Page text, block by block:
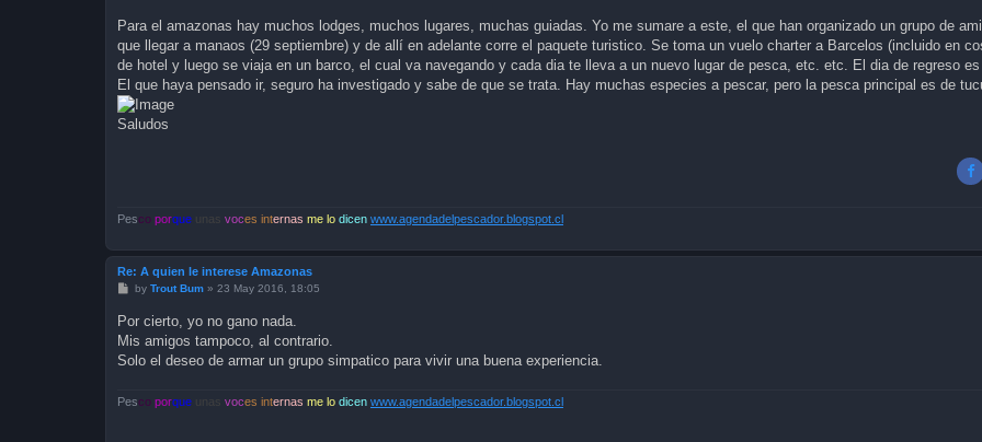
Para el amazonas hay muchos lodges, muchos lugares, muchas guiadas. Yo me sumare a este, el que han organizado un grupo de
que llegar a manaos (29 septiembre) y de allí en adelante corre el paquete turistico. Se toma un vuelo charter a Barcelos (incluido en
de hotel y luego se viaja en un barco, el cual va navegando y cada dia te lleva a un nuevo lugar de pesca, etc. etc. El dia de regreso es
El que haya pensado ir, seguro ha investigado y sabe de que se trata. Hay muchas especies a pescar, pero la pesca principal es de
Saludos
Pesco porque unas voces internas me lo dicen www.agendadelpescador.blogspot.cl
Re: A quien le interese Amazonas
P
t
by Trout Bum» 23 May 2016, 18:05
Por cierto, yo no gano nada.
Mis amigos tampoco, al contrario.
Solo el deseo de armar un grupo simpatico para vivir una buena experiencia.
Pesco porque unas voces internas me lo dicen www.agendadelpescador.blogspot.cl